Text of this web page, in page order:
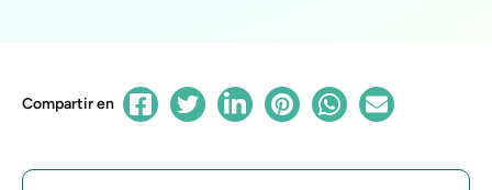
Compartir en